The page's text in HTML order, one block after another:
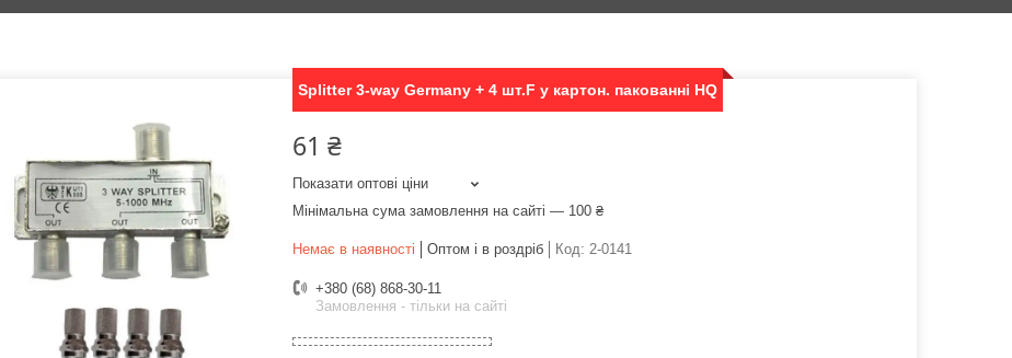
Splitter 3-way Germany + 4 шт.F у картон. пакованні HQ
61 ₴
Показати оптові ціни
Мінімальна сума замовлення на сайті — 100 ₴
Немає в наявності Оптом і в роздріб Код: 2-0141
+380 (68) 868-30-11
Замовлення - тільки на сайті